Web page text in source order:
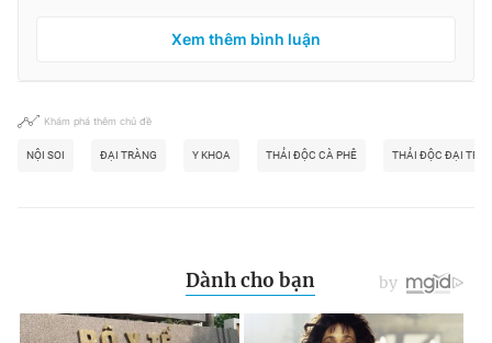
Xem thêm bình luận
Khám phá thêm chủ đề
NỘI SOI ĐẠI TRÀNG Y KHOA THẢI ĐỘC CÀ PHÊ THẢI ĐỘC ĐẠI